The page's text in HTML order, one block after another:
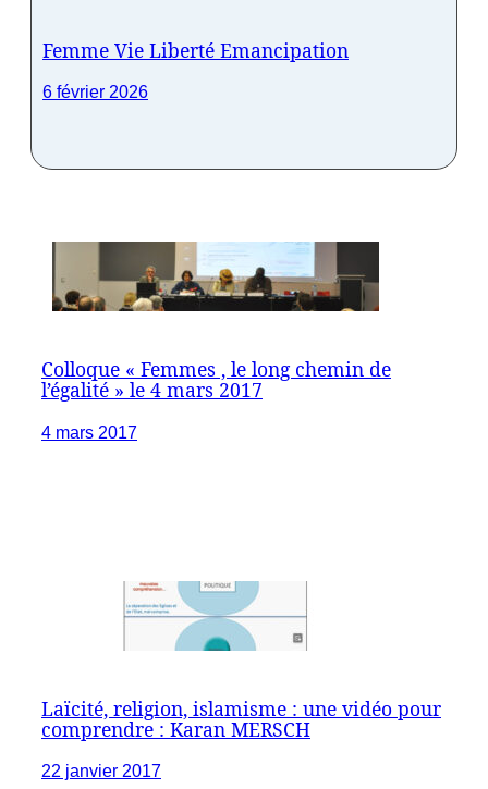
Femme Vie Liberté Emancipation
6 février 2026
Colloque « Femmes , le long chemin de
l’égalité » le 4 mars 2017
4 mars 2017
Laïcité, religion, islamisme : une vidéo pour
comprendre : Karan MERSCH
22 janvier 2017